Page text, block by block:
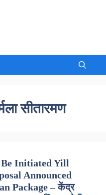
सीतारमण
Be Initiated Yill
Announced
Package – केंद्र